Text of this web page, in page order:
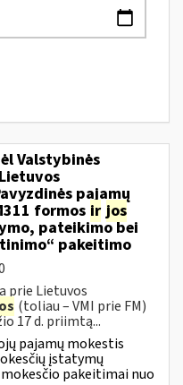
Valstybinės
pajamų
formos ir jos
pateikimo bei
pakeitimo
prie Lietuvos
(toliau – VMI prie FM)
17 d. priimtą...
pajamų mokestis
įstatymų
pakeitimai nuo